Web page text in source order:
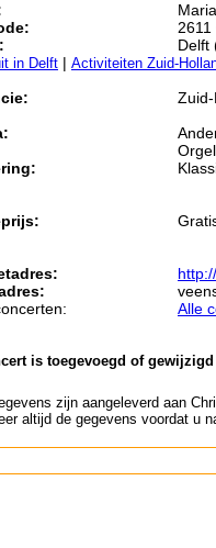
2611
Delft
in Delft | Activiteiten Zuid-
Alle
is toegevoegd of
zijn aangeleverd aan
altijd de gegevens voordat u